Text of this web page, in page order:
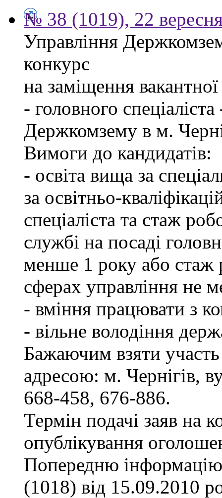
№ 38 (1019), 22
Управління
конкурс
на заміщення
- головного
Держкомзему в м.
Вимоги до кандидатів:
- освіта вища за
за освітньо-
спеціаліста та стаж
службі на посаді
менше 1 року або стаж
сферах управління не
- вміння працювати з
- вільне володіння
Бажаючим взяти участь
адресою: м. Чернігів,
668-458, 676-886.
Термін подачі заяв на
опублікування
Попередню
(1018) від 15.09.2010